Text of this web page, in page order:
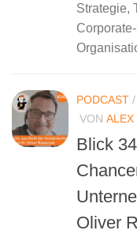
Strategie,
PODCAST /
VON ALEX
Blick
Oliver